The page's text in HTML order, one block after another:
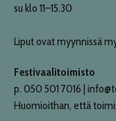
su klo 11–15.30
Liput ovat myynnissä
Festivaalitoimisto
p. 050 501 7016 |
Huomioithan, että